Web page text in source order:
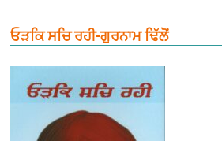
ਓੜਕਿ ਸਚਿ ਰਹੀ-ਗੁਰਨਾਮ ਢਿੱਲੋਂ